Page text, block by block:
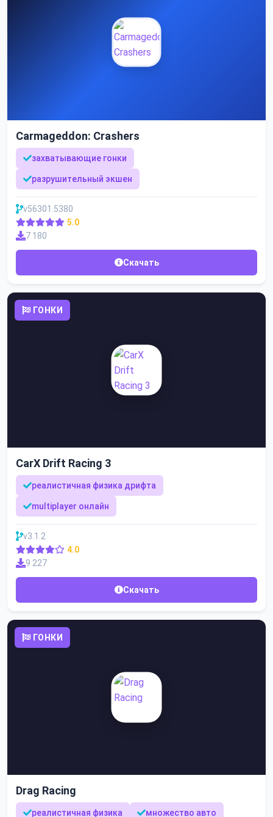
Carmageddon: Crashers
захватывающие гонки
разрушительный экшен
v56301.5380
5.0
7 180
Скачать
ГОНКИ
CarX Drift Racing 3
реалистичная физика дрифта
multiplayer онлайн
v3.1.2
4.0
9 227
Скачать
ГОНКИ
Drag Racing
реалистичная физика множество авто